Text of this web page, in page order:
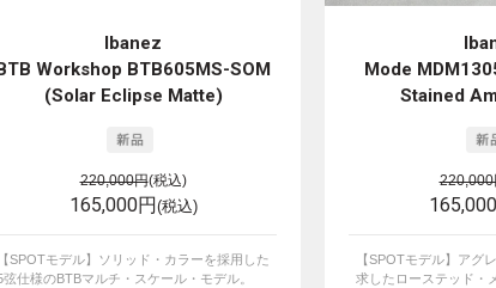
Ibanez
Workshop BTB605MS-SOM
(Solar Eclipse Matte)
220,000円(税込)
165,000円 (税込)
【SPOTモデル】ソリッド・カラーを採用した
弦仕様のBTBマルチ・スケール・モデル。
Mode
Stained
220,000
【SPOTモデル】アグ
求したローステッド・